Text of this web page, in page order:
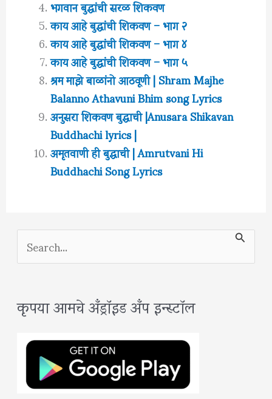
काय आहे बुद्धांची शिकवण – भाग २
काय आहे बुद्धांची शिकवण – भाग ४
काय आहे बुद्धांची शिकवण – भाग ५
श्रम माझे बाळांनो आठवूणी | Shram Majhe
Balanno Athavuni Bhim song Lyrics
अनुसरा शिकवण बुद्धाची |Anusara Shikavan
Buddhachi lyrics |
अमृतवाणी ही बुद्धाची | Amrutvani Hi
Buddhachi Song Lyrics
S
e
r
c
कृपया आमचे अँड्रॉइड अँप इन्स्टॉल